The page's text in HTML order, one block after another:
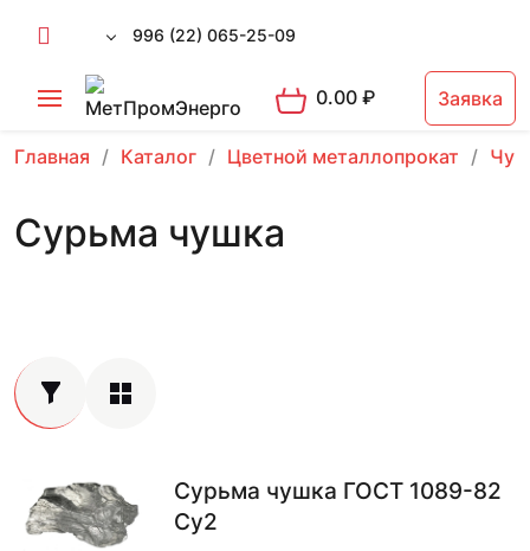
996 (22) 065-25-09
0.00₽ Заявка
Главная Каталог Цветной металлопрокат
Сурьма чушка
Сурьма чушка ГОСТ 1089-82
Су2